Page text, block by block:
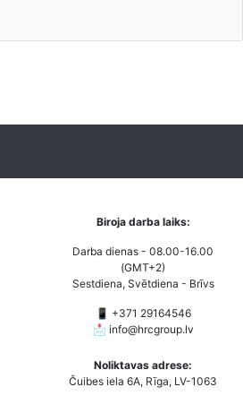
Biroja darba laiks:
Darba dienas - 08.00-16.00
(GMT+2)
Sestdiena, Svētdiena - Brīvs
📱 +371 29164546
📩 info@hrcgroup.lv
Noliktavas adrese:
Čuibes iela 6A, Rīga, LV-1063